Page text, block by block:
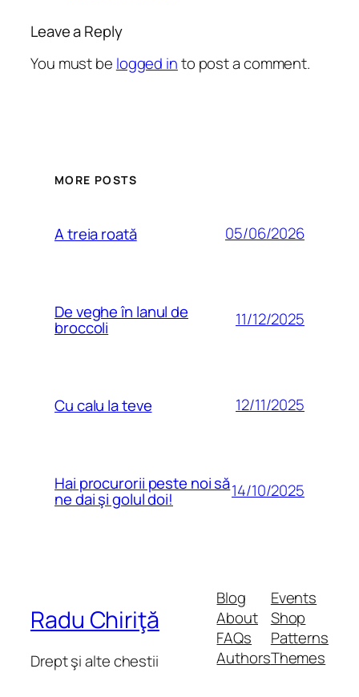
Leave a Reply
You must be logged into post a comment.
MORE POSTS
A treia roată 05/06/2026
De veghe în lanul de
broccoli 11/12/2025
Cu calu la teve 12/11/2025
Hai procurorii peste noi să
ne dai şi golul doi! 14/10/2025
Radu Chiriţă
Drept şi alte chestii
Blog
About
FAQs
Authors
Events
Shop
Patterns
Themes